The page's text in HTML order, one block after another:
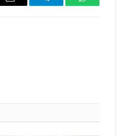
Email Telegram